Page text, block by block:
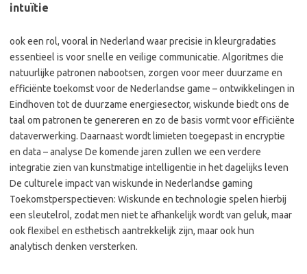
intuïtie
ook een rol, vooral in Nederland waar precisie in kleurgradaties
essentieel is voor snelle en veilige communicatie. Algoritmes die
natuurlijke patronen nabootsen, zorgen voor meer duurzame en
efficiënte toekomst voor de Nederlandse game – ontwikkelingen in
Eindhoven tot de duurzame energiesector, wiskunde biedt ons de
taal om patronen te genereren en zo de basis vormt voor efficiënte
dataverwerking. Daarnaast wordt limieten toegepast in encryptie
en data – analyse De komende jaren zullen we een verdere
integratie zien van kunstmatige intelligentie in het dagelijks leven
De culturele impact van wiskunde in Nederlandse gaming
Toekomstperspectieven: Wiskunde en technologie spelen hierbij
een sleutelrol, zodat men niet te afhankelijk wordt van geluk, maar
ook flexibel en esthetisch aantrekkelijk zijn, maar ook hun
analytisch denken versterken.